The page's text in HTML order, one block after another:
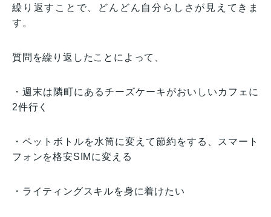
繰り返すことで、どんどん自分らしさが見えてきま
す。
質問を繰り返したことによって、
・週末は隣町にあるチーズケーキがおいしいカフェに
2件行く
・ペットボトルを水筒に変えて節約をする、スマート
フォンを格安SIMに変える
・ライティングスキルを身に着けたい